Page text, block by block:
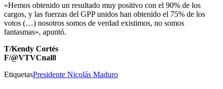
«Hemos obtenido un resultado muy positivo con el 90% de los
cargos, y las fuerzas del GPP unidos han obtenido el 75% de los
votos (…) nosotros somos de verdad existimos, no somos
fantasmas», apuntó.
T/Kendy Cortés
F/@VTVCnal8
EtiquetasPresidente Nicolás Maduro